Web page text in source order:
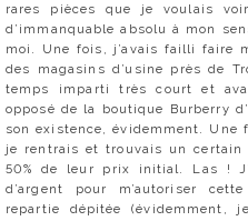
rares pièces que je voulais
d’immanquable absolu à mon
moi. Une fois, j’avais failli faire
des magasins d’usine près de
temps imparti très court et
opposé de la boutique Burberry
son existence, évidemment.
je rentrais et trouvais un certain
50% de leur prix initial. Las !
d’argent pour m’autoriser
repartie dépitée (évidemment,